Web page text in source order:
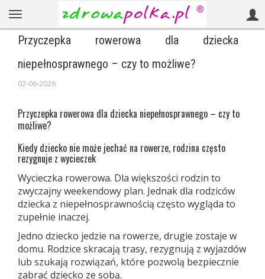
Przyczepka rowerowa dla dziecka
niepełnosprawnego – czy to możliwe?
02-06-2026
Przyczepka rowerowa dla dziecka niepełnosprawnego – czy to
możliwe?
Kiedy dziecko nie może jechać na rowerze, rodzina często
rezygnuje z wycieczek
Wycieczka rowerowa. Dla większości rodzin to
zwyczajny weekendowy plan. Jednak dla rodziców
dziecka z niepełnosprawnością często wygląda to
zupełnie inaczej.
Jedno dziecko jedzie na rowerze, drugie zostaje w
domu. Rodzice skracają trasy, rezygnują z wyjazdów
lub szukają rozwiązań, które pozwolą bezpiecznie
zabrać dziecko ze sobą.